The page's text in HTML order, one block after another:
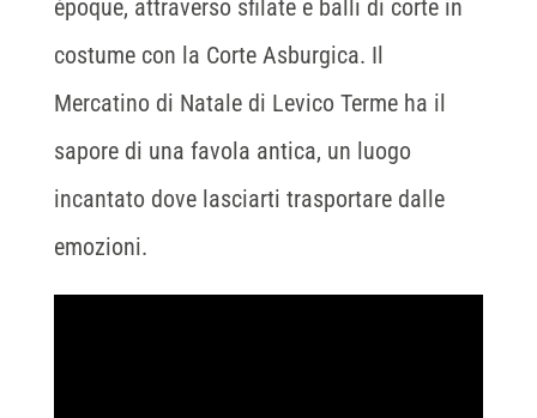
époque, attraverso sfilate e balli di corte in
costume con la Corte Asburgica. Il
Mercatino di Natale di Levico Terme ha il
sapore di una favola antica, un luogo
incantato dove lasciarti trasportare dalle
emozioni.